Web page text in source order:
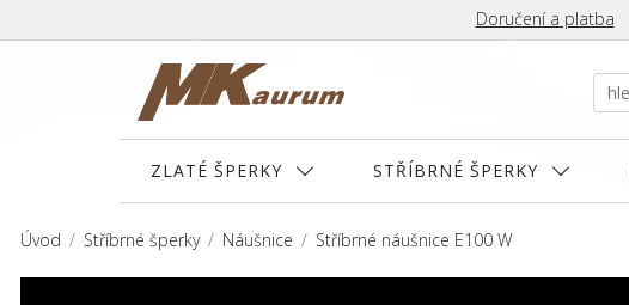
Doručení a platba
ZLATÉ ŠPERKY STŘÍBRNÉ ŠPERKY
Úvod Stříbrné šperky Náušnice Stříbrné náušnice E100 W